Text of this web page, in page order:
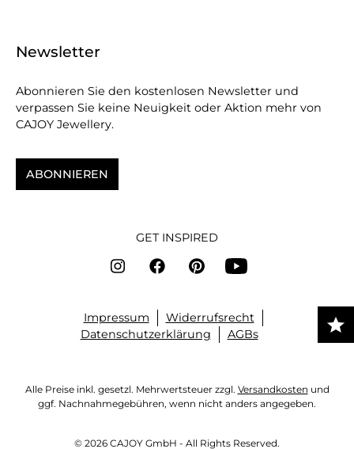
Newsletter
Abonnieren Sie den kostenlosen Newsletter und
verpassen Sie keine Neuigkeit oder Aktion mehr von
CAJOY Jewellery.
ABONNIEREN
GET INSPIRED
Impressum
Widerrufsrecht
Datenschutzerklärung
AGBs
Alle Preise inkl. gesetzl. Mehrwertsteuer zzgl. Versandkosten und
ggf. Nachnahmegebühren, wenn nicht anders angegeben.
© 2026 CAJOY GmbH - All Rights Reserved.